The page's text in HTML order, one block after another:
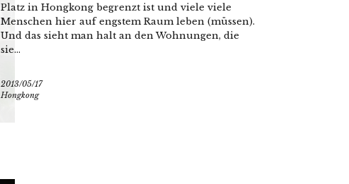
Platz in Hongkong begrenzt ist und viele viele
Menschen hier auf engstem Raum leben (müssen).
Und das sieht man halt an den Wohnungen, die
sie...
2013/05/17
Hongkong